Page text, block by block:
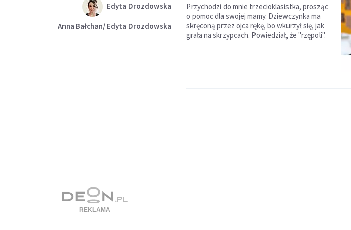
Edyta Drozdowska
Anna Bałchan/ Edyta Drozdowska
Przychodzi do mnie trzecioklasistka, prosząc
o pomoc dla swojej mamy. Dziewczynka ma
skręconą przez ojca rękę, bo wkurzył się, jak
grała na skrzypcach. Powiedział, że "rzępoli".